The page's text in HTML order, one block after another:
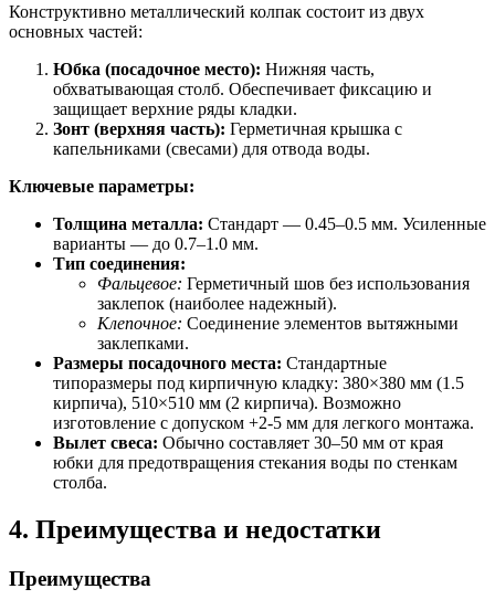
Конструктивно металлический колпак состоит из двух
основных частей:
Юбка (посадочное место): Нижняя часть,
обхватывающая столб. Обеспечивает фиксацию и
защищает верхние ряды кладки.
Зонт (верхняя часть): Герметичная крышка с
капельниками (свесами) для отвода воды.
Ключевые параметры:
Толщина металла: Стандарт — 0.45–0.5 мм. Усиленные
варианты — до 0.7–1.0 мм.
Тип соединения:
Фальцевое: Герметичный шов без использования
заклепок (наиболее надежный).
Клепочное: Соединение элементов вытяжными
заклепками.
Размеры посадочного места: Стандартные
типоразмеры под кирпичную кладку: 380×380 мм (1.5
кирпича), 510×510 мм (2 кирпича). Возможно
изготовление с допуском +2-5 мм для легкого монтажа.
Вылет свеса: Обычно составляет 30–50 мм от края
юбки для предотвращения стекания воды по стенкам
столба.
4. Преимущества и недостатки
Преимущества